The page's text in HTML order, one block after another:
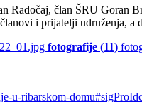
Radočaj, član ŠRU
i prijatelji udruženja,
fotografije (11)
u-ribarskom-